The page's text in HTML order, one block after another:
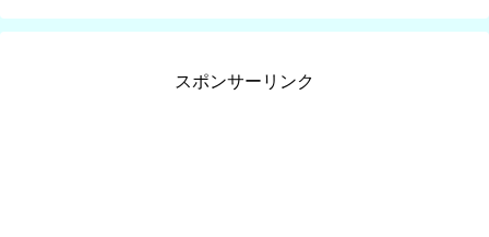
スポンサーリンク